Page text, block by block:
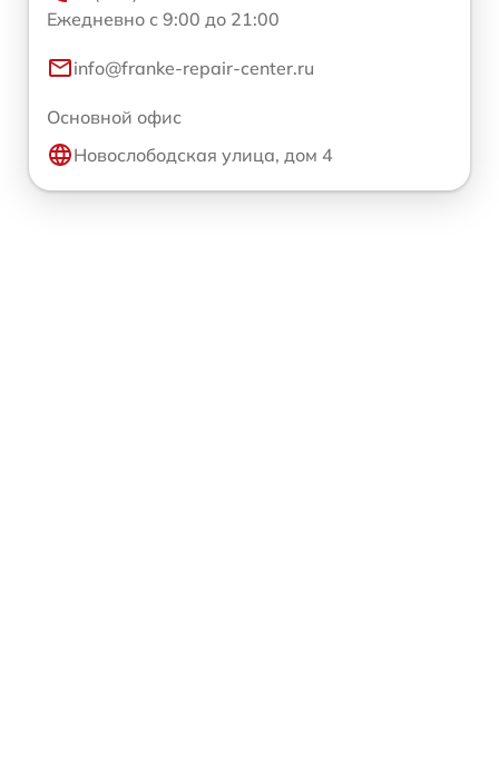
Ежедневно с 9:00 до 21:00
info@franke-repair-center.ru
Основной офис
Новослободская улица, дом 4